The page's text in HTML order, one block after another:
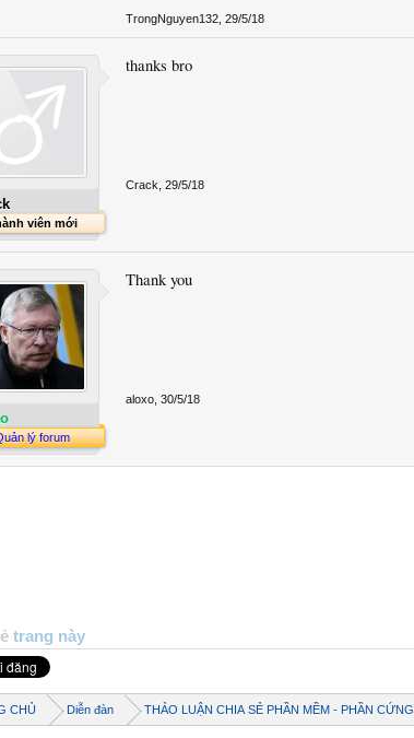
TrongNguyen132 29/5/18
viên mới
thanks bro
Crack 29/5/18
lý forum
Thank you
aloxo 30/5/18
trang này
CHỦ Diễn đàn THẢO LUẬN CHIA SẺ PHẦN MỀM - PHẦN CỨNG